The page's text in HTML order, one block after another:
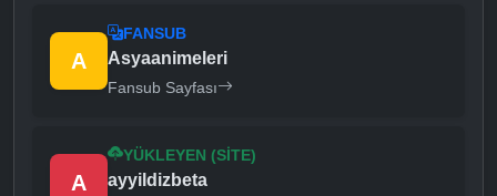
A
FANSUB
Asyaanimeleri
Fansub Sayfası
A
YÜKLEYEN (SITE)
ayyildizbeta